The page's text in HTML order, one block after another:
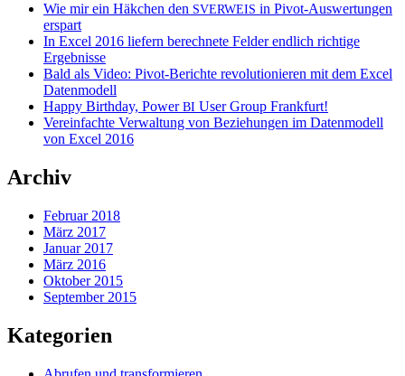
Wie mir ein Häkchen den SVERWEIS in Pivot-Auswertungen
erspart
In Excel 2016 liefern berechnete Felder endlich richtige
Ergebnisse
Bald als Video: Pivot-Berichte revolutionieren mit dem Excel
Datenmodell
Happy Birthday, PowerBI User Group Frankfurt!
Vereinfachte Verwaltung von Beziehungen im Datenmodell
von Excel 2016
Archiv
Februar 2018
März 2017
Januar 2017
März 2016
Oktober 2015
September 2015
Kategorien